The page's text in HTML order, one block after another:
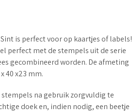
is perfect voor op kaartjes of labels!
perfect met de stempels uit de serie
gecombineerd worden. De afmeting
40 x23 mm.
stempels na gebruik zorgvuldig te
doek en, indien nodig, een beetje